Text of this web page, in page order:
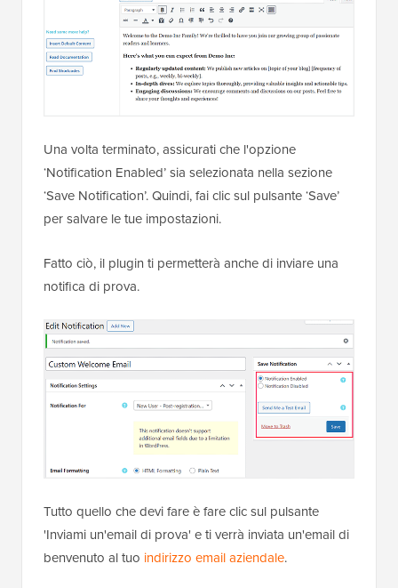
Una volta terminato, assicurati che l'opzione
‘Notification Enabled’ sia selezionata nella sezione
‘Save Notification’. Quindi, fai clic sul pulsante ‘Save’
per salvare le tue impostazioni.
Fatto ciò, il plugin ti permetterà anche di inviare una
notifica di prova.
Tutto quello che devi fare è fare clic sul pulsante
'Inviami un'email di prova' e ti verrà inviata un'email di
benvenuto al tuo indirizzo email aziendale.